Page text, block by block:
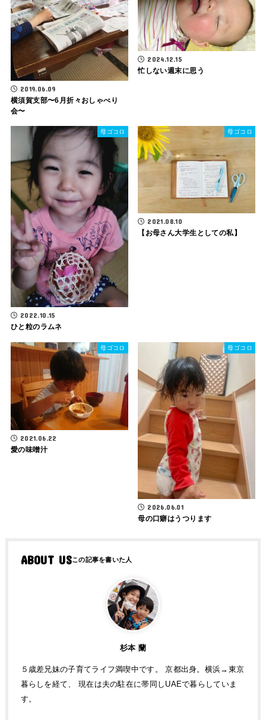
2019.06.09
横須賀支部〜6月折々おしゃべり
会〜
2024.12.15
忙しない週末に思う
母ゴコロ
2022.10.15
ひと粒のラムネ
母ゴコロ
2021.08.10
【お母さん大学生としての私】
母ゴコロ
2021.06.22
愛の味噌汁
母ゴコロ
2026.06.01
母の口癖はうつります
ABOUT US
杉本 蘭
５歳差兄妹の子育てライフ満喫中です。 京都出身。横浜→東京
暮らしを経て、 現在は夫の駐在に帯同しUAEで暮らしていま
す。